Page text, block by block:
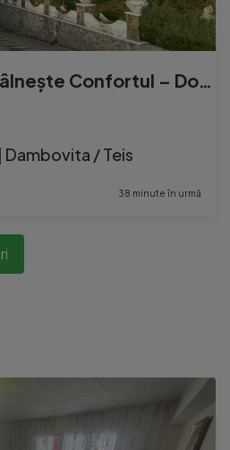
Unde Tradiția Întâlnește Confortul – Domeniu Rustic 3
Dambovita / Teis
38 minute în urmă